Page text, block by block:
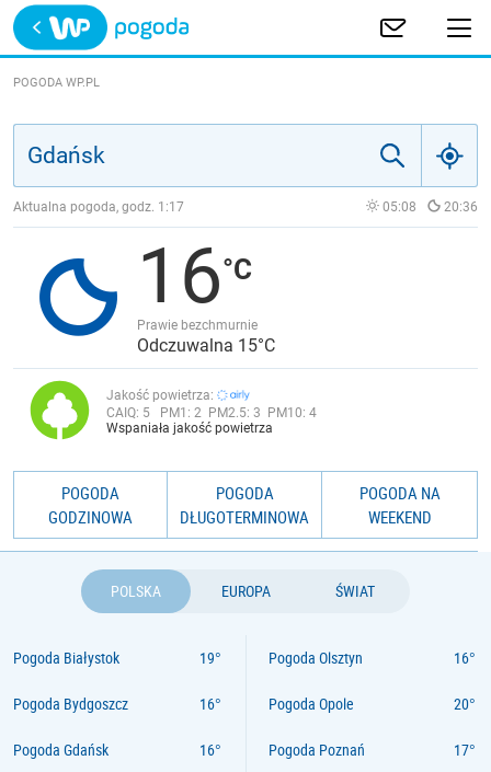
Trwa ładowanie
POLSKA
JAKOŚĆ POWIETRZA
POGODA WP.PL
Aktualna pogoda, godz. 1:17 05:08 20:36
16
Prawie bezchmurnie
Odczuwalna 15°C
Jakość powietrza:
CAIQ: 5 PM1: 2 PM2.5: 3 PM10: 4
Wspaniała jakość powietrza
POGODA
GODZINOWA
POGODA
DŁUGOTERMINOWA
POGODA NA
WEEKEND
POLSKA EUROPA ŚWIAT
Pogoda Białystok
Pogoda Bydgoszcz
Pogoda Gdańsk
Pogoda Olsztyn
Pogoda Opole
Pogoda Poznań